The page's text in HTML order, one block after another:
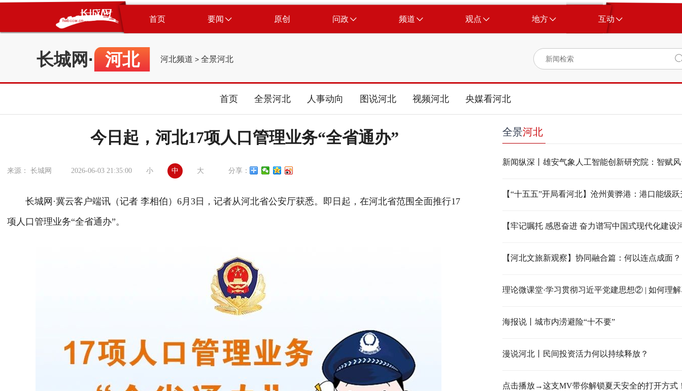
首页 要闻 原创 问政 频道 观点 地方 互动
长城网 · 河北 河北频道 > 全景河北
首页 全景河北 人事动向 图说河北 视频河北 央媒看河北
今日起，河北17项人口管理业务“全省通办”
来源： 长城网 2026-06-03 21:35:00 小 中 大 分享：
长城网·冀云客户端讯（记者 李相伯）6月3日，记者从河北省公安厅获悉。即日起，在河北省范围全面推行17
项人口管理业务“全省通办”。
全景河北
新闻纵深丨雄安气象人工智能创新研究院：智赋
【河北文旅新观察】协同融合篇：何以连点成面？
海报说丨城市内涝避险“十不要”
漫说河北丨民间投资活力何以持续释放？
点击播放→这支MV带你解锁夏天安全的打开方式